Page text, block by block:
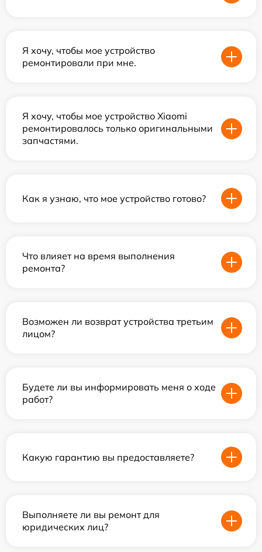
Я хочу, чтобы мое устройство
ремонтировали при мне.
Я хочу, чтобы мое устройство Xiaomi
ремонтировалось только оригинальными
запчастями.
Как я узнаю, что мое устройство готово?
Что влияет на время выполнения
ремонта?
Возможен ли возврат устройства третьим
лицом?
Будете ли вы информировать меня о ходе
работ?
Какую гарантию вы предоставляете?
Выполняете ли вы ремонт для
юридических лиц?